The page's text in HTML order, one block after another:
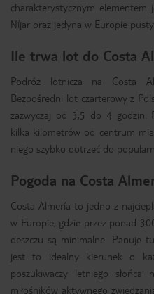
charakterystycznym
Níjar oraz jedyna w Europie
Ile trwa lot do Costa
Podróż lotnicza na Costa
Bezpośredni lot czarterowy z
zazwyczaj od 3,5 do 4 godzin.
kilka kilometrów od centrum
niego szybko dotrzeć do
Pogoda na Costa
Costa Almería to jedno z
w Europie, gdzie przez ponad
deszczu są minimalne. Panuje
jest to idealny kierunek o
poszukiwaczy letniego
miłośników aktywnego